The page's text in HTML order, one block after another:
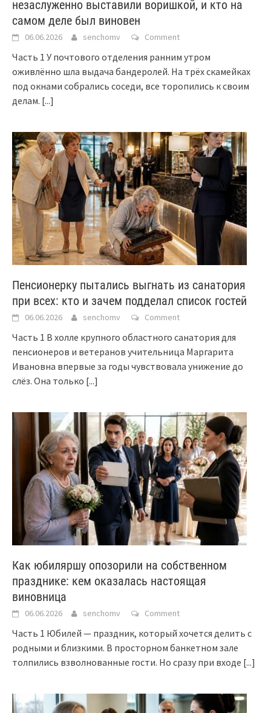
незаслуженно выставили воришкой, и кто на
самом деле был виновен
06.06.2026 senchomv Comment
Часть 1 У почтового отделения ранним утром
оживлённо шла выдача бандеролей. На трёх скамейках
под окнами собрались соседи, все торопились к своим
делам. [...]
Пенсионерку пытались выгнать из санатория
при всех: кто и зачем подделал список гостей
06.06.2026 senchomv Comment
Часть 1 В холле крупного областного санатория для
пенсионеров и ветеранов учительница Маргарита
Ивановна впервые за годы чувствовала унижение до
слёз. Она только [...]
Как юбиляршу опозорили на собственном
празднике: кем оказалась настоящая
виновница
06.06.2026 senchomv Comment
Часть 1 Юбилей — праздник, который хочется делить с
родными и близкими. В просторном банкетном зале
толпились взволнованные гости. Но сразу при входе [...]